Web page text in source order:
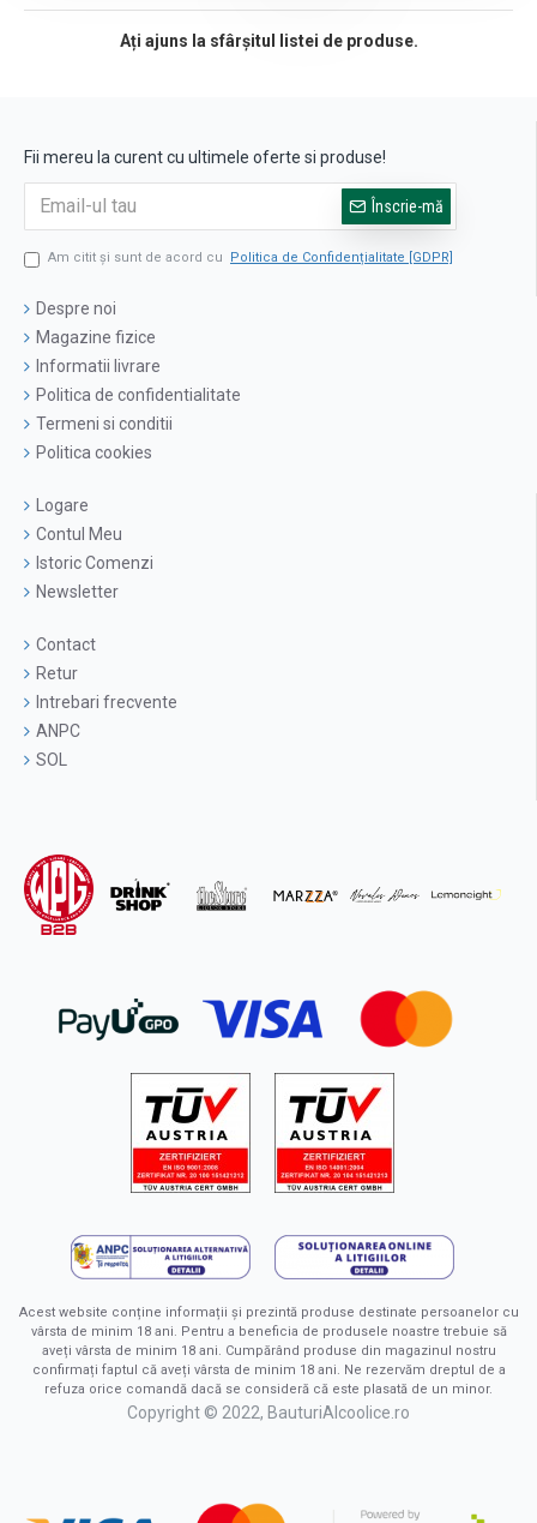
Ați ajuns la sfârșitul listei de produse.
Fii mereu la curent cu ultimele oferte si produse!
Înscrie-mă
Am citit şi sunt de acord cu Politica de Confidențialitate [GDPR]
Despre noi
Magazine fizice
Informatii livrare
Politica de confidentialitate
Termeni si conditii
Politica cookies
Logare
Contul Meu
Istoric Comenzi
Newsletter
Contact
Retur
Intrebari frecvente
ANPC
SOL
Acest website conține informații și prezintă produse destinate persoanelor cu
vârsta de minim 18 ani. Pentru a beneficia de produsele noastre trebuie să
aveți vârsta de minim 18 ani. Cumpărând produse din magazinul nostru
confirmați faptul că aveți vârsta de minim 18 ani. Ne rezervăm dreptul de a
refuza orice comandă dacă se consideră că este plasată de un minor.
Copyright © 2022, BauturiAlcoolice.ro